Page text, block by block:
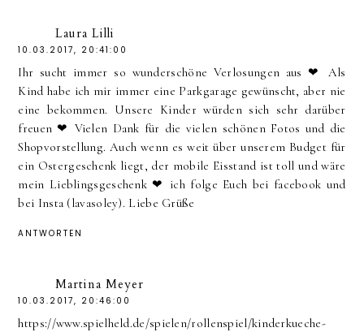
Laura Lilli
10.03.2017, 20:41:00
Ihr sucht immer so wunderschöne Verlosungen aus ❤ Als
Kind habe ich mir immer eine Parkgarage gewünscht, aber nie
eine bekommen. Unsere Kinder würden sich sehr darüber
freuen ❤ Vielen Dank für die vielen schönen Fotos und die
Shopvorstellung. Auch wenn es weit über unserem Budget für
ein Ostergeschenk liegt, der mobile Eisstand ist toll und wäre
mein Lieblingsgeschenk ❤ ich folge Euch bei facebook und
bei Insta (lavasoley). Liebe Grüße
ANTWORTEN
Martina Meyer
10.03.2017, 20:46:00
https://www.spielheld.de/spielen/rollenspiel/kinderkueche-